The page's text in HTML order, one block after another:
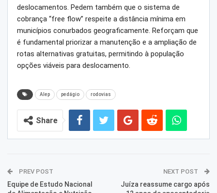
deslocamentos. Pedem também que o sistema de
cobrança “free flow” respeite a distância mínima em
municípios conurbados geograficamente. Reforçam que
é fundamental priorizar a manutenção e a ampliação de
rotas alternativas gratuitas, permitindo à população
opções viáveis para deslocamento.
Alep pedágio rodovias
Share
PREV POST
Equipe de Estudo Nacional
NEXT POST
Juíza reassume cargo após